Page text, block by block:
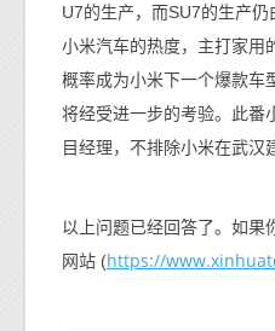
U7的生产，而SU7的生产
小米汽车的热度，主打家用
概率成为小米下一个爆款车
将经受进一步的考验。此番
目经理，不排除小米在武汉
以上问题已经回答了。如果
网站 (https://